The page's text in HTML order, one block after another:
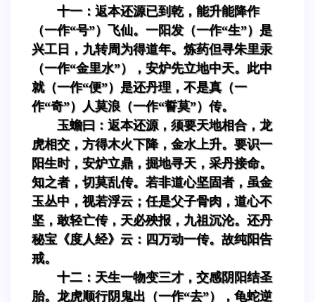
十一：返本还源已到乾，能升能降作
（一作“号”）飞仙。一阳发（一作“生”）是
兴工日，九转周为得道年。炼药但寻朱里汞
（一作“金里水”），安炉先立地中天。此中
就（一作“便”）是还丹理，不是真（一
作“奇”）人莫浪（一作“誓莫”）传。
玉蟾曰：返本还源，须要天地相合，龙
虎相交，方得木火下降，金水上升。要识一
阳生时，安炉立鼎，掘地寻天，采丹接命。
知之者，切莫乱传。若非道心坚固者，虽金
玉丛中，视若浮云；任是父子骨肉，道心不
坚，敢轻亡传，天必殃报，九祖沉沦。还丹
秘宝《度人经》云：四万动一传。故纯阳告
戒。
十二：天生一物变三才，交感阴阳结圣
胎。龙虎顺行阴鬼出（一作“去”），龟蛇逆